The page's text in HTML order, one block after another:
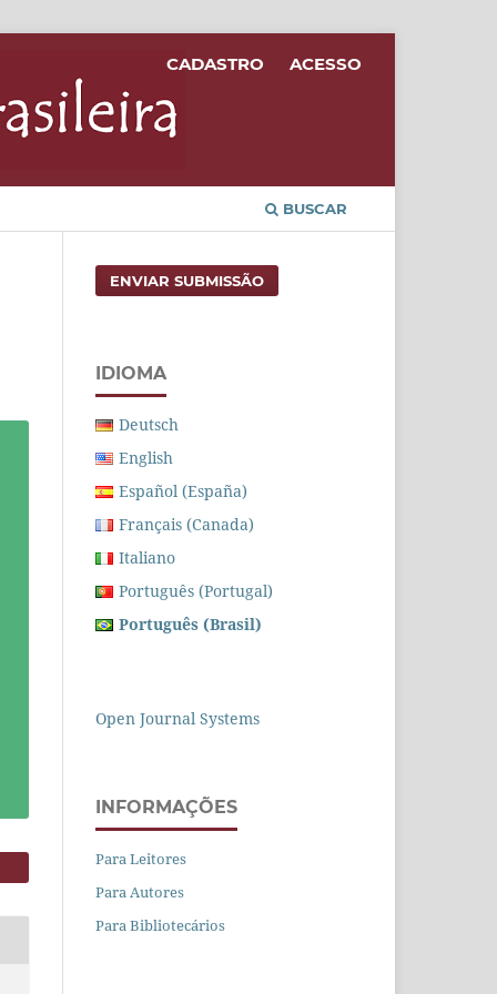
BUSCAR
CADASTRO ACESSO
ENVIAR SUBMISSÃO
IDIOMA
Deutsch
English
Español (España)
Français (Canada)
Italiano
Português (Portugal)
Português (Brasil)
Open Journal Systems
INFORMAÇÕES
Para Leitores
Para Autores
Para Bibliotecários